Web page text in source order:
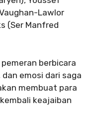
Lawlor
(Ser Manfred
berbicara
emosi dari saga
membuat para
keajaiban